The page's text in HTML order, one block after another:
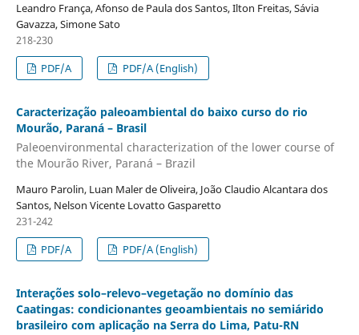
Leandro França, Afonso de Paula dos Santos, Ilton Freitas, Sávia
Gavazza, Simone Sato
218-230
PDF/A
PDF/A (English)
Caracterização paleoambiental do baixo curso do rio
Mourão, Paraná – Brasil
Paleoenvironmental characterization of the lower course of
the Mourão River, Paraná – Brazil
Mauro Parolin, Luan Maler de Oliveira, João Claudio Alcantara dos
Santos, Nelson Vicente Lovatto Gasparetto
231-242
PDF/A
PDF/A (English)
Interações solo–relevo–vegetação no domínio das
Caatingas: condicionantes geoambientais no semiárido
brasileiro com aplicação na Serra do Lima, Patu-RN